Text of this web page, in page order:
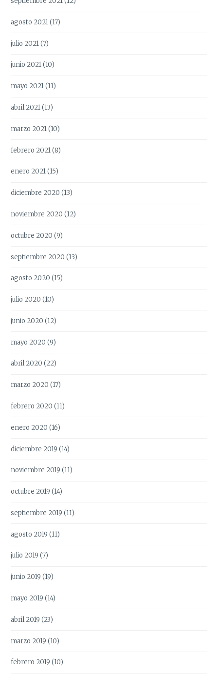
agosto 2021(17)
julio 2021(7)
junio 2021(10)
mayo 2021(11)
abril 2021(13)
marzo 2021(10)
febrero 2021(8)
enero 2021(15)
diciembre 2020 (13)
noviembre 2020 (12)
octubre 2020 (9)
septiembre 2020 (13)
agosto 2020 (15)
julio 2020 (10)
junio 2020 (12)
mayo 2020 (9)
abril 2020 (22)
marzo 2020 (17)
febrero 2020 (11)
enero 2020 (16)
diciembre 2019 (14)
noviembre 2019 (11)
octubre 2019 (14)
septiembre 2019 (11)
agosto 2019 (11)
julio 2019 (7)
junio 2019 (19)
mayo 2019 (14)
abril 2019 (23)
marzo 2019 (10)
febrero 2019 (10)